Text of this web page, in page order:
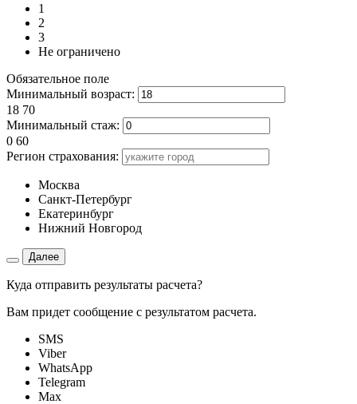
1
2
3
Не ограничено
Обязательное поле
Минимальный возраст:
18 70
Минимальный стаж:
0 60
Регион страхования:
Москва
Санкт-Петербург
Екатеринбург
Нижний Новгород
Далее
Куда отправить результаты расчета?
Вам придет сообщение с результатом расчета.
SMS
Viber
WhatsApp
Telegram
Max